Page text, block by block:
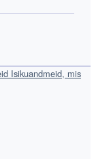
Isikuandmeid, mis